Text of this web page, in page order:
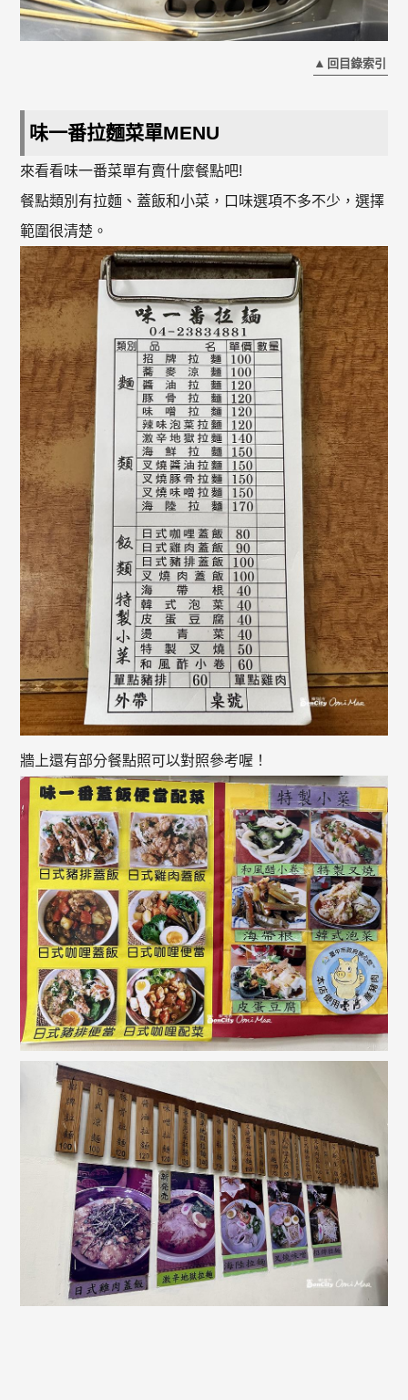
回目錄索引
味一番拉麵菜單MENU
來看看味一番菜單有賣什麼餐點吧!
餐點類別有拉麵、蓋飯和小菜，口味選項不多不少，選擇
範圍很清楚。
牆上還有部分餐點照可以對照參考喔！